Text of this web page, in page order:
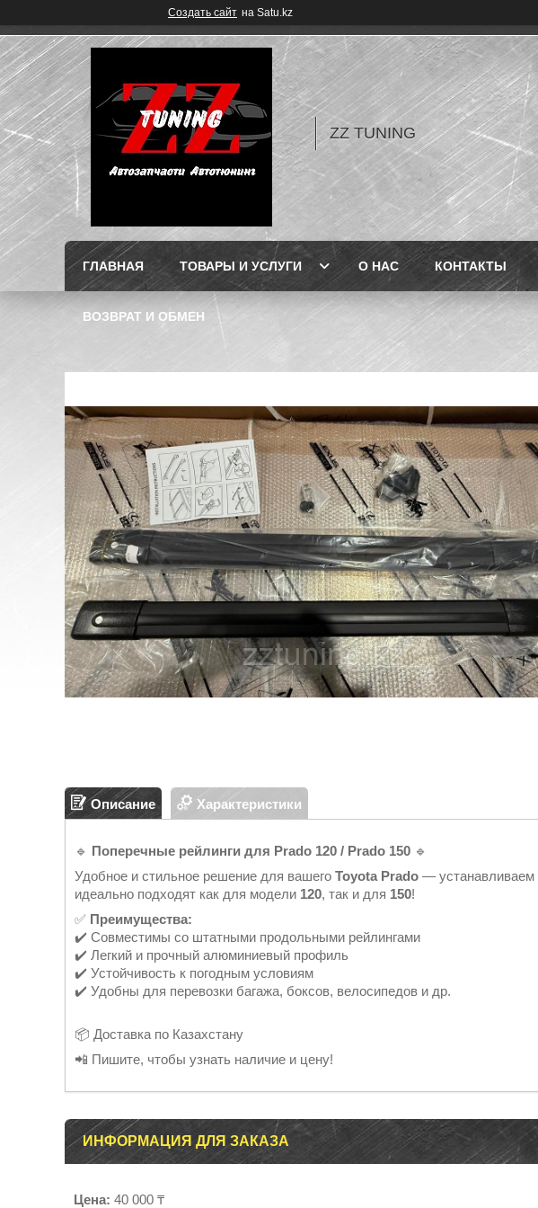
Создать сайт на Satu.kz
ZZ TUNING
ГЛАВНАЯ ТОВАРЫ И УСЛУГИ О НАС КОНТАКТЫ
ВОЗВРАТ И ОБМЕН
Описание Характеристики
🔹 Поперечные рейлинги для Prado 120 / Prado 150 🔹
Удобное и стильное решение для вашего Toyota Prado — устанавливаем
идеально подходят как для модели 120, так и для 150!
✅ Преимущества:
✔️ Совместимы со штатными продольными рейлингами
✔️ Легкий и прочный алюминиевый профиль
✔️ Устойчивость к погодным условиям
✔️ Удобны для перевозки багажа, боксов, велосипедов и др.
📦 Доставка по Казахстану
📲 Пишите, чтобы узнать наличие и цену!
ИНФОРМАЦИЯ ДЛЯ ЗАКАЗА
Цена: 40 000 ₸